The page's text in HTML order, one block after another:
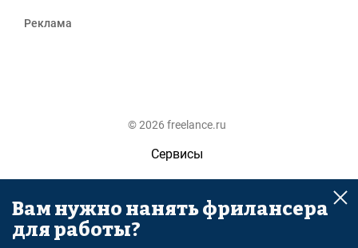
Реклама
© 2026 freelance.ru
Сервисы
Помощь
Поиск
Вам нужно нанять фрилансера
для работы?